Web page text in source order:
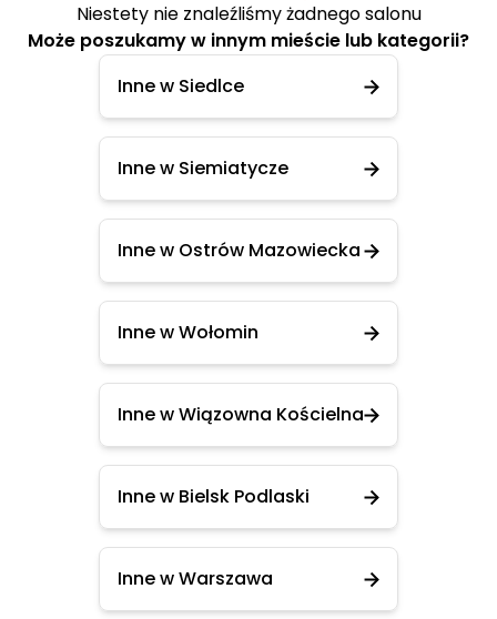
Niestety nie znaleźliśmy żadnego salonu
Może poszukamy w innym mieście lub kategorii?
Inne w Siedlce
Inne w Siemiatycze
Inne w Ostrów Mazowiecka
Inne w Wołomin
Inne w Wiązowna Kościelna
Inne w Bielsk Podlaski
Inne w Warszawa